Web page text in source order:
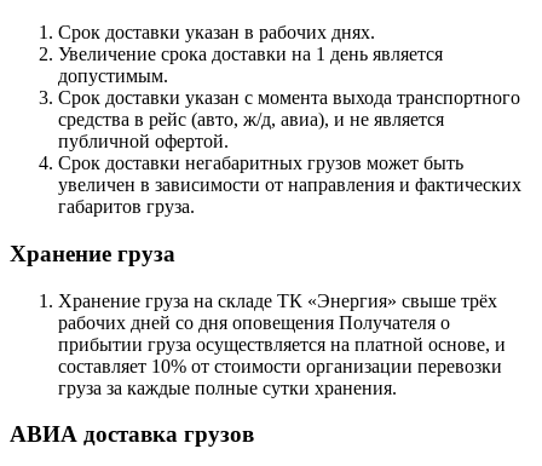
Срок доставки указан в рабочих днях.
Увеличение срока доставки на 1 день является
допустимым.
Срок доставки указан с момента выхода транспортного
средства в рейс (авто, ж/д, авиа), и не является
публичной офертой.
Срок доставки негабаритных грузов может быть
увеличен в зависимости от направления и фактических
габаритов груза.
Хранение груза
Хранение груза на складе ТК «Энергия» свыше трёх
рабочих дней со дня оповещения Получателя о
прибытии груза осуществляется на платной основе, и
составляет 10% от стоимости организации перевозки
груза за каждые полные сутки хранения.
АВИА доставка грузов